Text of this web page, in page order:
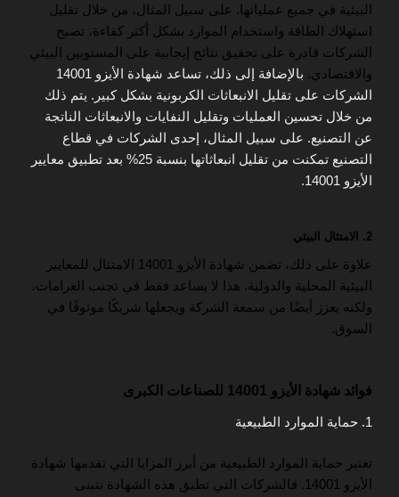
البيئية في جميع عملياتها. على سبيل المثال، من خلال تقليل
استهلاك الطاقة واستخدام الموارد بشكل أكثر كفاءة، تصبح
الشركات قادرة على تحقيق نتائج إيجابية على المستويين البيئي
والاقتصادي.
بالإضافة إلى ذلك، تساعد شهادة الأيزو 14001
الشركات على تقليل الانبعاثات الكربونية بشكل كبير. يتم ذلك
من خلال تحسين العمليات وتقليل النفايات والانبعاثات الناتجة
عن التصنيع. على سبيل المثال، إحدى الشركات في قطاع
التصنيع تمكنت من تقليل انبعاثاتها بنسبة 25% بعد تطبيق معايير
الأيزو 14001.
2. الامتثال البيئي
علاوة على ذلك، تضمن شهادة الأيزو 14001 الامتثال للمعايير
البيئية المحلية والدولية. هذا لا يساعد فقط في تجنب الغرامات،
ولكنه يعزز أيضًا من سمعة الشركة ويجعلها شريكًا موثوقًا في
السوق.
فوائد شهادة الأيزو 14001 للصناعات الكبرى
1. حماية الموارد الطبيعية
تعتبر حماية الموارد الطبيعية من أبرز المزايا التي تقدمها شهادة
الأيزو 14001. فالشركات التي تطبق هذه الشهادة تتبنى